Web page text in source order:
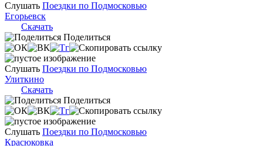
Слушать Поездки по Подмосковью
Егорьевск
Скачать
Поделиться
Слушать Поездки по Подмосковью
Улиткино
Скачать
Поделиться
Слушать Поездки по Подмосковью
Красюковка